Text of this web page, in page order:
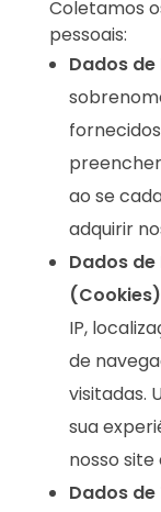
Coletamos
pessoais:
Dados
ao se
adquirir
Dados
IP,
de
visitadas.
sua
nosso
Dados